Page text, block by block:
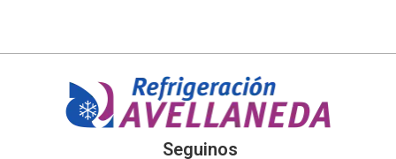
Seguinos